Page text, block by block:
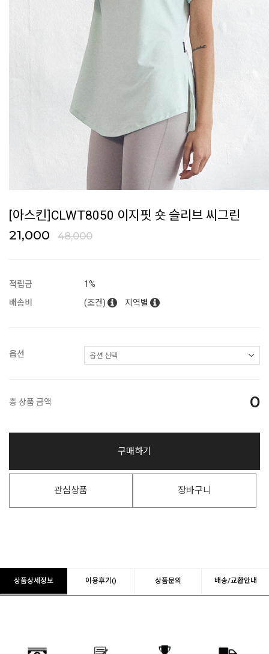
[아스킨]CLWT8050 이지핏 숏 슬리브 씨그린
21,000 48,000
적립금
1%
배송비
(조건) 지역별
옵션
총 상품 금액 0
구매하기
관심상품 장바구니
상품상세정보 이용후기() 상품문의 배송/교환안내